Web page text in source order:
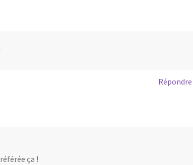
Répondre
ça !